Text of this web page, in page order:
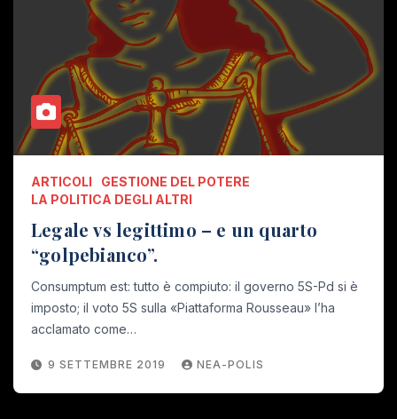
ARTICOLI
GESTIONE DEL POTERE
LA POLITICA DEGLI ALTRI
Legale vs legittimo – e un quarto
“golpebianco”.
Consumptum est: tutto è compiuto: il governo 5S-Pd si è
imposto; il voto 5S sulla «Piattaforma Rousseau» l’ha
acclamato come…
9 SETTEMBRE 2019 NEA-POLIS